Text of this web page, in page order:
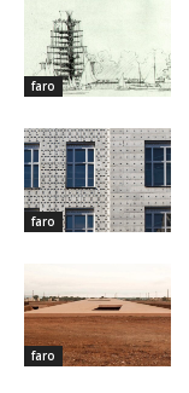
faro
faro
faro